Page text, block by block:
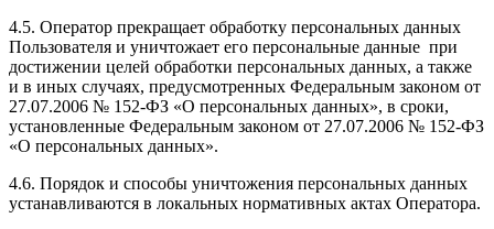
4.5. Оператор прекращает обработку персональных данных
Пользователя и уничтожает его персональные данные при
достижении целей обработки персональных данных, а также
и в иных случаях, предусмотренных Федеральным законом от
27.07.2006 № 152-ФЗ «О персональных данных», в сроки,
установленные Федеральным законом от 27.07.2006 № 152-ФЗ
«О персональных данных».
4.6. Порядок и способы уничтожения персональных данных
устанавливаются в локальных нормативных актах Оператора.